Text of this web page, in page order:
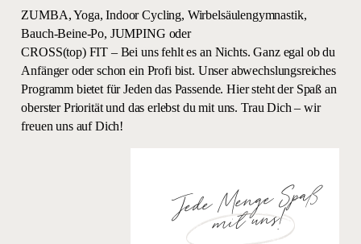
Jede Menge Spaß
mit uns!
ZUMBA, Yoga, Indoor Cycling, Wirbelsäulengymnastik,
Bauch-Beine-Po, JUMPING oder
CROSS(top) FIT – Bei uns fehlt es an Nichts. Ganz egal ob du
Anfänger oder schon ein Profi bist. Unser abwechslungsreiches
Programm bietet für Jeden das Passende. Hier steht der Spaß an
oberster Priorität und das erlebst du mit uns. Trau Dich – wir
freuen uns auf Dich!